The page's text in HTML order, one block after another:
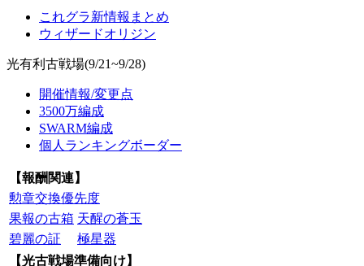
これグラ新情報まとめ
ウィザードオリジン
光有利古戦場(9/21~9/28)
開催情報/変更点
3500万編成
SWARM編成
個人ランキングボーダー
【報酬関連】
勲章交換優先度
果報の古箱 天醒の蒼玉
碧麗の証
極星器
【光古戦場準備向け】